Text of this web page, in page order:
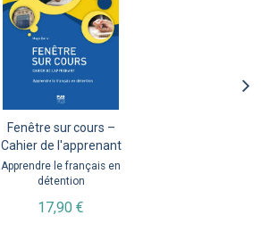
Fenêtre sur cours –
Cahier de l'apprenant
Apprendre le français en
détention
17,90 €